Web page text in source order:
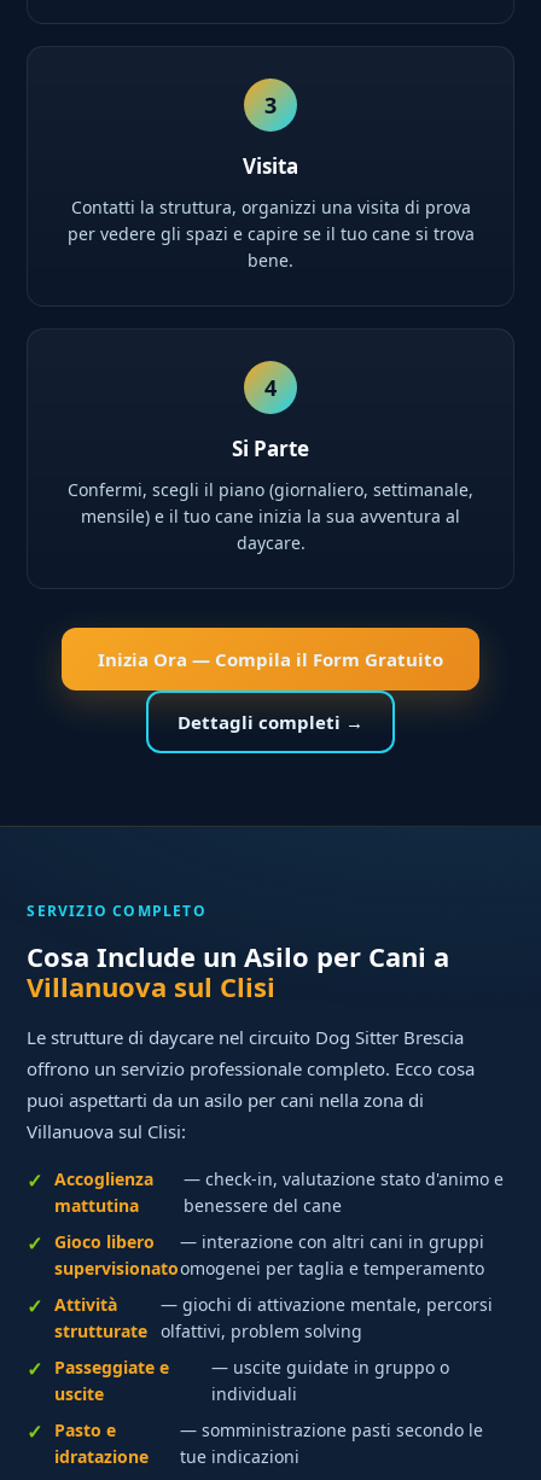
3
Visita
Contatti la struttura, organizzi una visita di prova
per vedere gli spazi e capire se il tuo cane si trova
bene.
4
Si Parte
Confermi, scegli il piano (giornaliero, settimanale,
mensile) e il tuo cane inizia la sua avventura al
daycare.
Inizia Ora — Compila il Form Gratuito
Dettagli completi →
SERVIZIO COMPLETO
Cosa Include un Asilo per Cani a
Villanuova sul Clisi
Le strutture di daycare nel circuito Dog Sitter Brescia
offrono un servizio professionale completo. Ecco cosa
puoi aspettarti da un asilo per cani nella zona di
Villanuova sul Clisi:
Accoglienza
mattutina
— check-in, valutazione stato d'animo e
benessere del cane
Gioco libero
supervisionato
— interazione con altri cani in gruppi
omogenei per taglia e temperamento
Attività
strutturate
— giochi di attivazione mentale, percorsi
olfattivi, problem solving
Passeggiate e
uscite
— uscite guidate in gruppo o
individuali
Pasto e
idratazione
— somministrazione pasti secondo le
tue indicazioni